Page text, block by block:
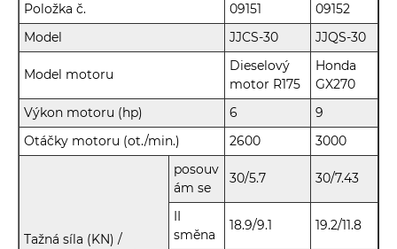
Položka č.
09151
09152
Model
JJCS-30 JJQS-30
Model motoru
Dieselový
motor R175
Honda
GX270
Výkon motoru (hp)
6
9
Otáčky motoru (ot./min.)
2600 3000
Tažná síla (KN) /
posouv
ám se
30/5.7 30/7.43
II
směna
18.9/9.1 19.2/11.8